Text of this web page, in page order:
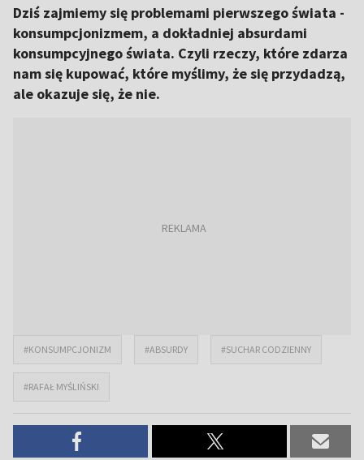
Dziś zajmiemy się problemami pierwszego świata -
konsumpcjonizmem, a dokładniej absurdami
konsumpcyjnego świata. Czyli rzeczy, które zdarza
nam się kupować, które myślimy, że się przydadzą,
ale okazuje się, że nie.
#KONSUMPCJONIZM #ABSURDY #SUCHAR CODZIENNY
#RAFAŁ MYŚLIŃSKI